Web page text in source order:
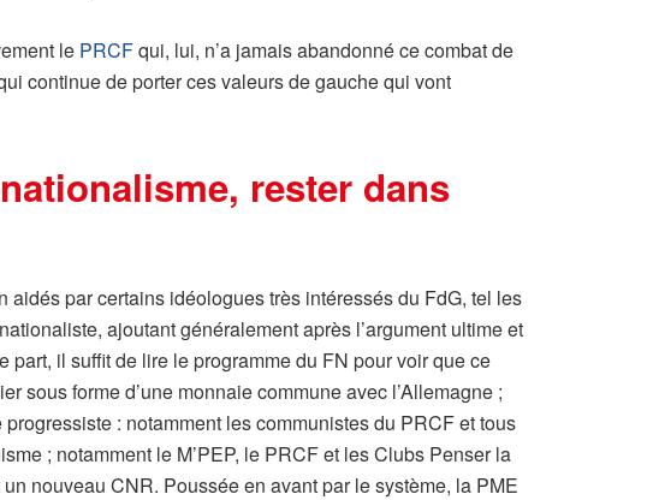
le PRCFqui, lui, n’a jamais abandonné ce combat de
continue de porter ces valeurs de gauche qui vont
rester dans
aidés par certains idéologues très intéressés du FdG, tel les
ajoutant généralement après l’argument ultime et
il suffit de lire le programme du FN pour voir que ce
sous forme d’une monnaie commune avec l’Allemagne ;
: notamment les communistes du PRCF et tous
; notamment le M’PEP, le PRCF et les Clubs Penser la
nouveau CNR. Poussée en avant par le système, la PME